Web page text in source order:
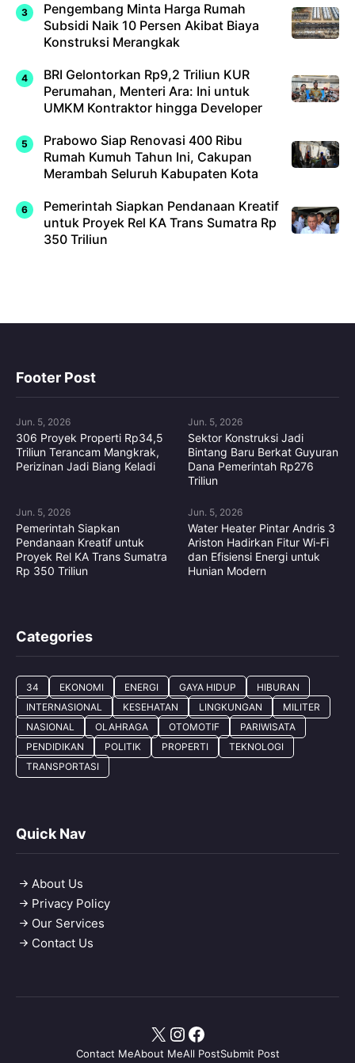
Pengembang Minta Harga Rumah
Subsidi Naik 10 Persen Akibat Biaya
Konstruksi Merangkak
BRI Gelontorkan Rp9,2 Triliun KUR
Perumahan, Menteri Ara: Ini untuk
UMKM Kontraktor hingga Developer
Prabowo Siap Renovasi 400 Ribu
Rumah Kumuh Tahun Ini, Cakupan
Merambah Seluruh Kabupaten Kota
Pemerintah Siapkan Pendanaan Kreatif
untuk Proyek Rel KA Trans Sumatra Rp
350 Triliun
Footer Post
Jun. 5, 2026
306 Proyek Properti Rp34,5
Triliun Terancam Mangkrak,
Perizinan Jadi Biang Keladi
Jun. 5, 2026
Sektor Konstruksi Jadi
Bintang Baru Berkat Guyuran
Dana Pemerintah Rp276
Triliun
Jun. 5, 2026
Pemerintah Siapkan
Pendanaan Kreatif untuk
Proyek Rel KA Trans Sumatra
Rp 350 Triliun
Jun. 5, 2026
Water Heater Pintar Andris 3
Ariston Hadirkan Fitur Wi-Fi
dan Efisiensi Energi untuk
Hunian Modern
Categories
34 EKONOMI ENERGI GAYA HIDUP
HIBURAN
INTERNASIONAL
KESEHATAN LINGKUNGAN
MILITER
NASIONAL
OLAHRAGA OTOMOTIF
PARIWISATA
PENDIDIKAN
POLITIK PROPERTI
TEKNOLOGI
TRANSPORTASI
Quick Nav
About Us
Privacy Policy
Our Services
Contact Us
Contact MeAbout MeAll PostSubmit Post
X Instagram
Facebook